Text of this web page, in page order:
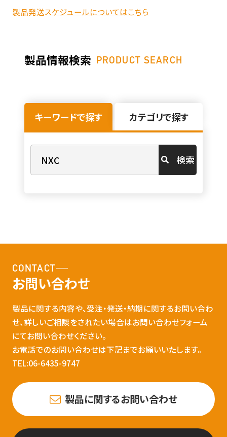
製品発送スケジュールについてはこちら
製品情報検索 PRODUCT SEARCH
キーワードで探す カテゴリで探す
検索
CONTACT
お問い合わせ
製品に関する内容や、受注・発送・納期に関するお問い合わ
せ、詳しいご相談をされたい場合はお問い合わせフォーム
にてお問い合わせください。
お電話でのお問い合わせは下記までお願いいたします。
TEL:06-6435-9747
製品に関するお問い合わせ